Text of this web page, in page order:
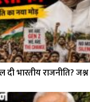
भारतीय राजनीति?